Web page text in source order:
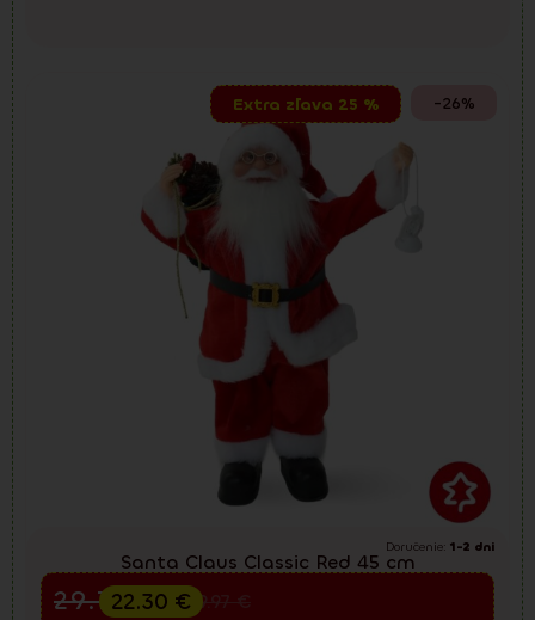
-26%
Extra zľava 25 %
Doručenie: 1-2 dni
Santa Claus Classic Red 45 cm
Predvianočný výpredaj
39.97
29.73€
22.30 €